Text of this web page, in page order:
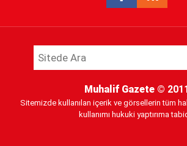
Muhalif Gazete © 2011
Sitemizde kullanılan içerik ve görsellerin tüm
kullanımı hukuki yaptırıma